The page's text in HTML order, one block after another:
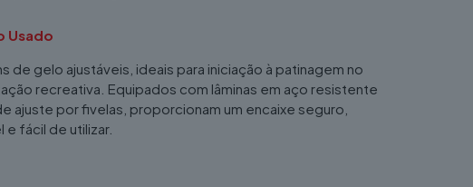
Usado
de gelo ajustáveis, ideais para iniciação à patinagem no
recreativa. Equipados com lâminas em aço resistente
ajuste por fivelas, proporcionam um encaixe seguro,
fácil de utilizar.